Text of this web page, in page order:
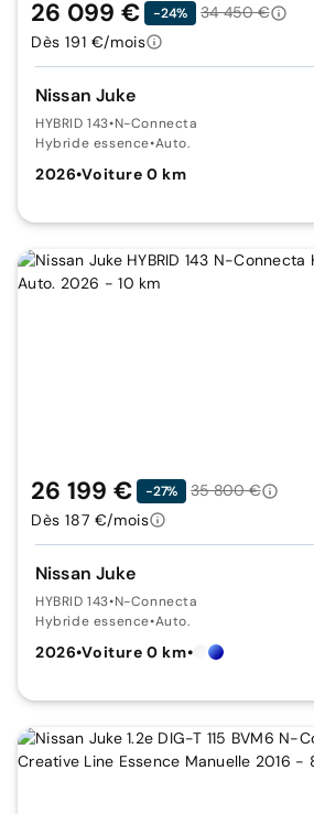
Nissan Juke
HYBRID 143•N-Connecta
Hybride essence•Auto.
2026•Voiture 0 km
26 099 € -24%
34 450 €
Dès 191 €/mois
Nissan Juke
HYBRID 143•N-Connecta
Hybride essence•Auto.
2026•Voiture 0 km•
26 199 € -27%
35 800 €
Dès 187 €/mois